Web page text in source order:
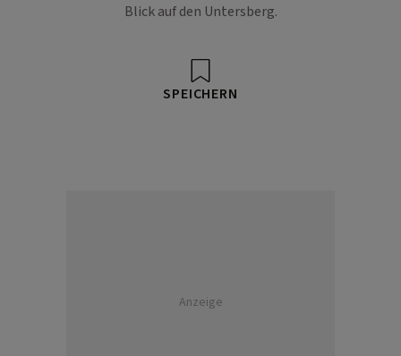
Blick auf den Untersberg.
SPEICHERN
Anzeige